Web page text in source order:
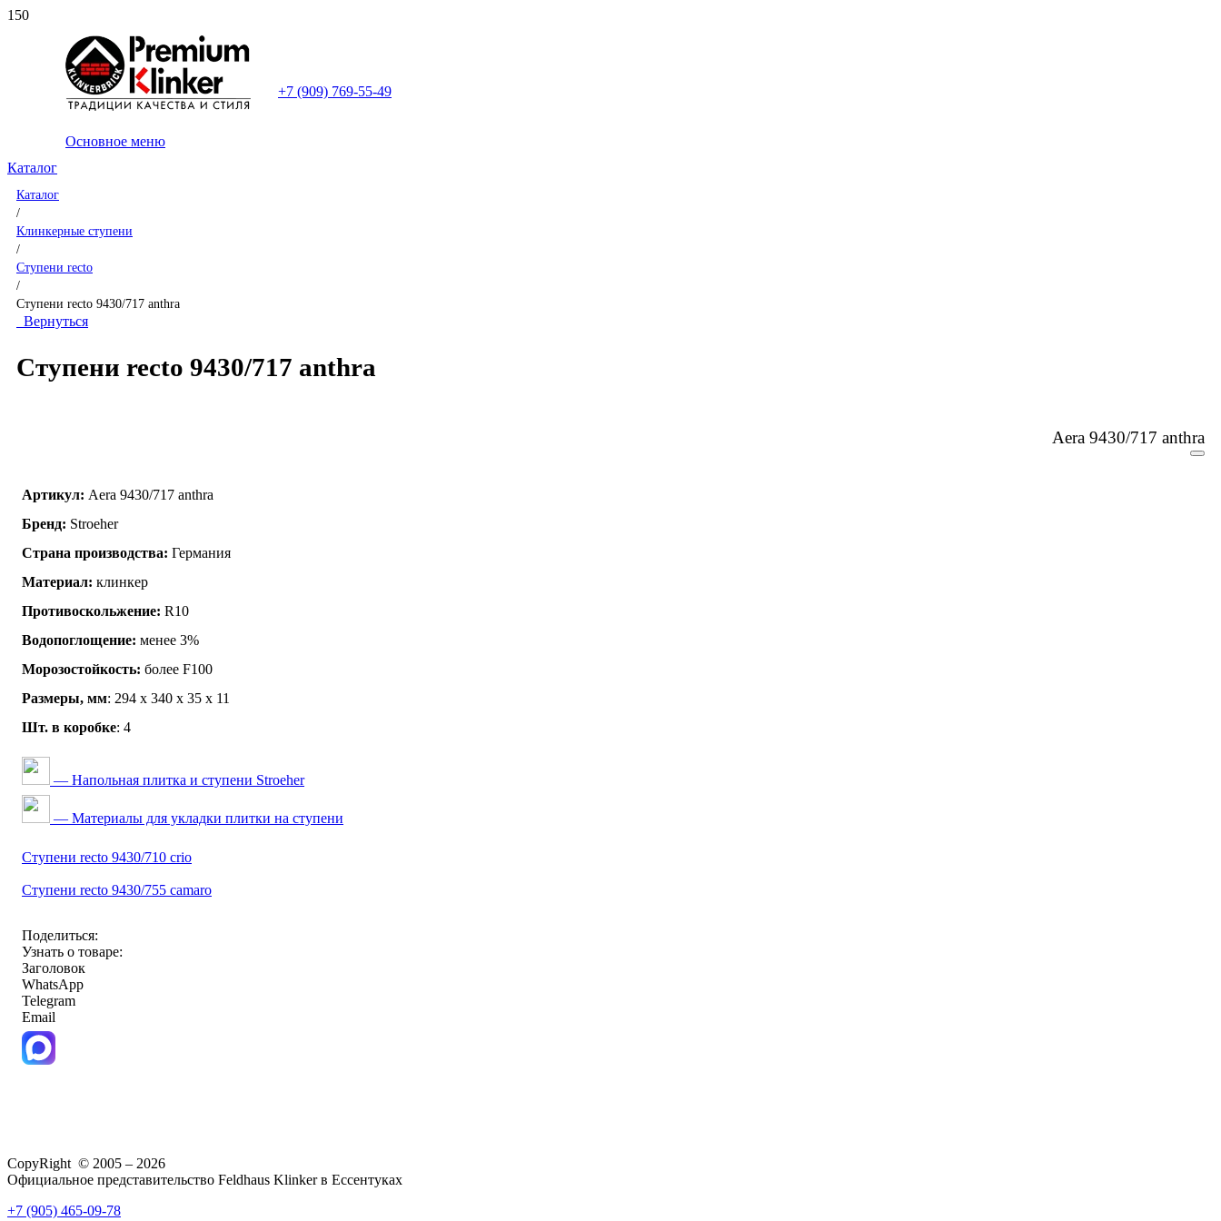
+7 (909) 769-55-49
Основное меню
Каталог
Каталог
/
Клинкерные ступени
/
Ступени recto
/
Ступени recto 9430/717 anthra
Вернуться
Ступени recto 9430/717 anthra
Aera 9430/717 anthra
Артикул: Aera 9430/717 anthra
Бренд: Stroeher
Страна производства: Германия
Материал: клинкер
Противоскольжение: R10
Водопоглощение: менее 3%
Морозостойкость: более F100
Размеры, мм: 294 х 340 х 35 х 11
Шт. в коробке: 4
— Напольная плитка и ступени Stroeher
— Материалы для укладки плитки на ступени
Ступени recto 9430/710 crio
Ступени recto 9430/755 camaro
Поделиться:
Узнать о товаре:
Заголовок
WhatsApp
Telegram
Email
CopyRight © 2005 – 2026
Официальное представительство Feldhaus Klinker в Ессентуках
+7 (905) 465-09-78